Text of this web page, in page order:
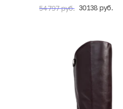
54797 руб. 30138 руб.